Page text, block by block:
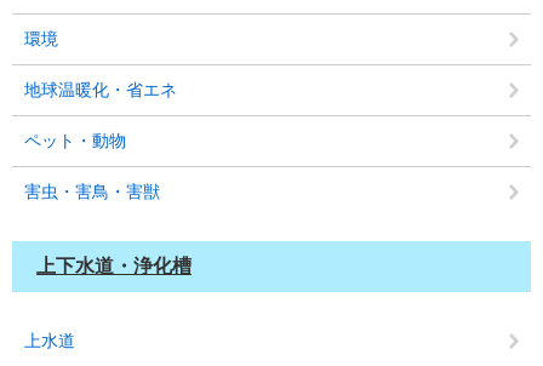
環境
地球温暖化・省エネ
ペット・動物
害虫・害鳥・害獣
上下水道・浄化槽
上水道